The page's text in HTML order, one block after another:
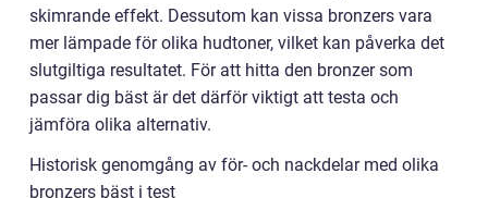
skimrande effekt. Dessutom kan vissa bronzers vara
mer lämpade för olika hudtoner, vilket kan påverka det
slutgiltiga resultatet. För att hitta den bronzer som
passar dig bäst är det därför viktigt att testa och
jämföra olika alternativ.
Historisk genomgång av för- och nackdelar med olika
bronzers bäst i test